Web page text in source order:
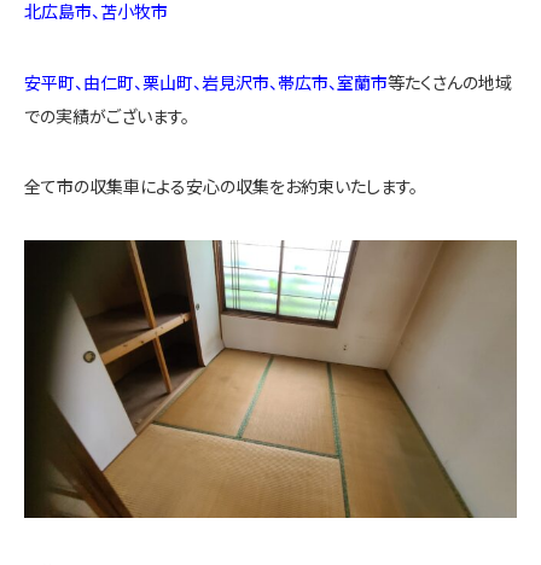
北広島市、苫小牧市
安平町、由仁町、栗山町、岩見沢市、帯広市、室蘭市等たくさんの地域
での実績がございます。
全て市の収集車による安心の収集をお約束いたします。